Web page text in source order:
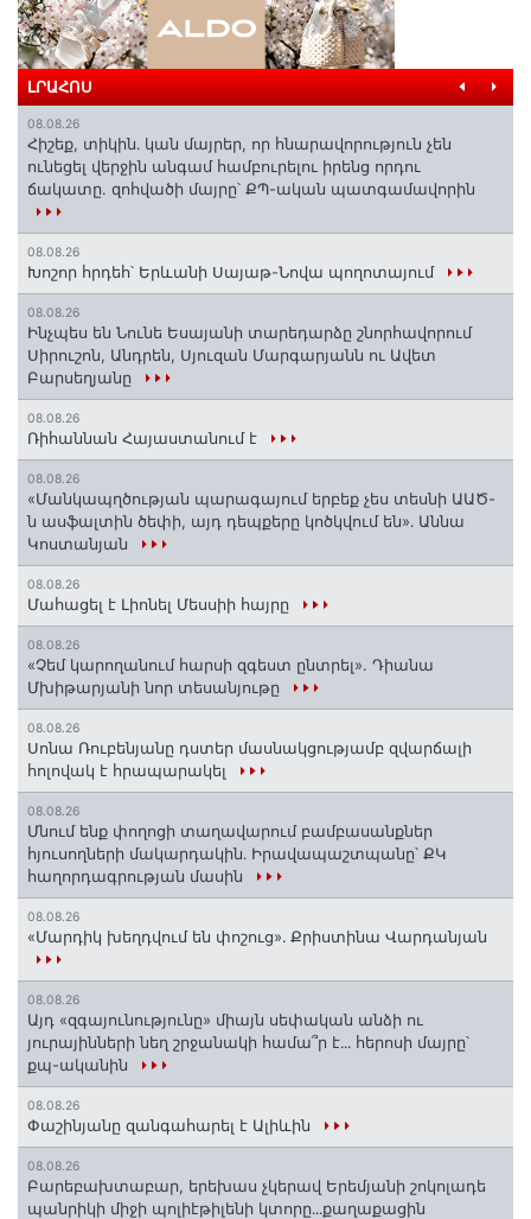
ԼՐԱՀՈՍ
08.08.26
Հիշեք, տիկին․ կան մայրեր, որ հնարավորություն չեն
ունեցել վերջին անգամ համբուրելու իրենց որդու
ճակատը. զոհվածի մայրը՝ ՔՊ-ական պատգամավորին
08.08.26
Խոշոր հրդեհ՝ Երևանի Սայաթ-Նովա պողոտայում
08.08.26
Ինչպես են Նունե Եսայանի տարեդարձը շնորհավորում
Սիրուշոն, Անդրեն, Սյուզան Մարգարյանն ու Ավետ
Բարսեղյանը
08.08.26
Ռիհաննան Հայաստանում է
08.08.26
«Մանկապղծության պարագայում երբեք չես տեսնի ԱԱԾ-
ն ասֆալտին ծեփի, այդ դեպքերը կոծկվում են»․ Աննա
Կոստանյան
08.08.26
Մահացել է Լիոնել Մեսսիի հայրը
08.08.26
«Չեմ կարողանում հարսի զգեստ ընտրել». Դիանա
Մխիթարյանի նոր տեսանյութը
08.08.26
Սոնա Ռուբենյանը դստեր մասնակցությամբ զվարճալի
հոլովակ է հրապարակել
08.08.26
Մնում ենք փողոցի տաղավարում բամբասանքներ
հյուսողների մակարդակին․ Իրավապաշտպանը՝ ՔԿ
հաղորդագրության մասին
08.08.26
«Մարդիկ խեղդվում են փոշուց»․ Քրիստինա Վարդանյան
08.08.26
Այդ «զգայունությունը» միայն սեփական անձի ու
յուրայինների նեղ շրջանակի համա՞ր է․․․ հերոսի մայրը՝
քպ-ականին
08.08.26
Փաշինյանը զանգահարել է Ալիևին
08.08.26
Բարեբախտաբար, երեխաս չկերավ Երեմյանի շոկոլադե
պանրիկի միջի պոլիէթիլենի կտորը․․․քաղաքացին